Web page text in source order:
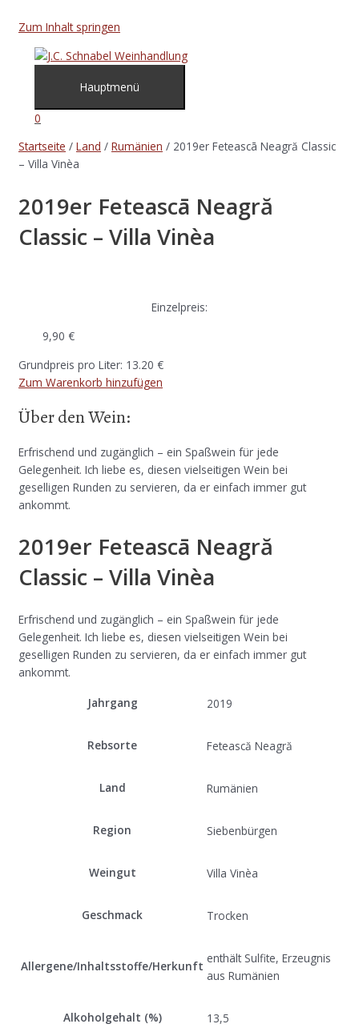
Zum Inhalt springen
Hauptmenü
0
Startseite / Land / Rumänien / 2019er Feteascā Neagră Classic
– Villa Vinèa
2019er Feteascā Neagră
Classic – Villa Vinèa
Einzelpreis:
9,90 €
Grundpreis pro Liter: 13.20 €
Zum Warenkorb hinzufügen
Über den Wein:
Erfrischend und zugänglich – ein Spaßwein für jede
Gelegenheit. Ich liebe es, diesen vielseitigen Wein bei
geselligen Runden zu servieren, da er einfach immer gut
ankommt.
2019er Feteascā Neagră
Classic – Villa Vinèa
Erfrischend und zugänglich – ein Spaßwein für jede
Gelegenheit. Ich liebe es, diesen vielseitigen Wein bei
geselligen Runden zu servieren, da er einfach immer gut
ankommt.
Jahrgang
2019
Rebsorte Fetească Neagră
Land Rumänien
Region Siebenbürgen
Weingut Villa Vinèa
Geschmack Trocken
Allergene/Inhaltsstoffe/Herkunft
enthält Sulfite, Erzeugnis
aus Rumänien
Alkoholgehalt (%) 13,5